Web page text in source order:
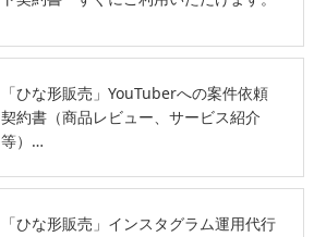
「ひな形販売」YouTuberへの案件依頼
契約書（商品レビュー、サービス紹介
等）…
「ひな形販売」インスタグラム運用代行